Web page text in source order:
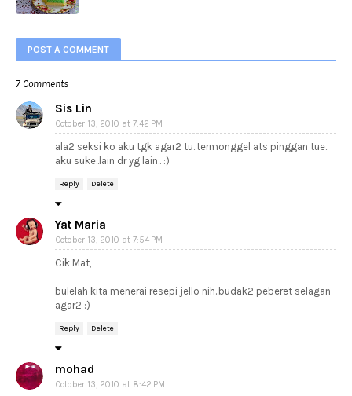
POST A COMMENT
7 Comments
Sis Lin
October 13, 2010 at 7:42 PM
ala2 seksi ko aku tgk agar2 tu..termonggel ats pinggan tue..
aku suke..lain dr yg lain.. :)
Reply Delete
Yat Maria
October 13, 2010 at 7:54 PM
Cik Mat,
bulelah kita menerai resepi jello nih..budak2 peberet selagan
agar2 :)
Reply Delete
mohad
October 13, 2010 at 8:42 PM